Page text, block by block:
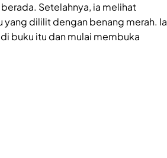
Setelahnya, ia melihat
dililit dengan benang merah. Ia
buku itu dan mulai membuka